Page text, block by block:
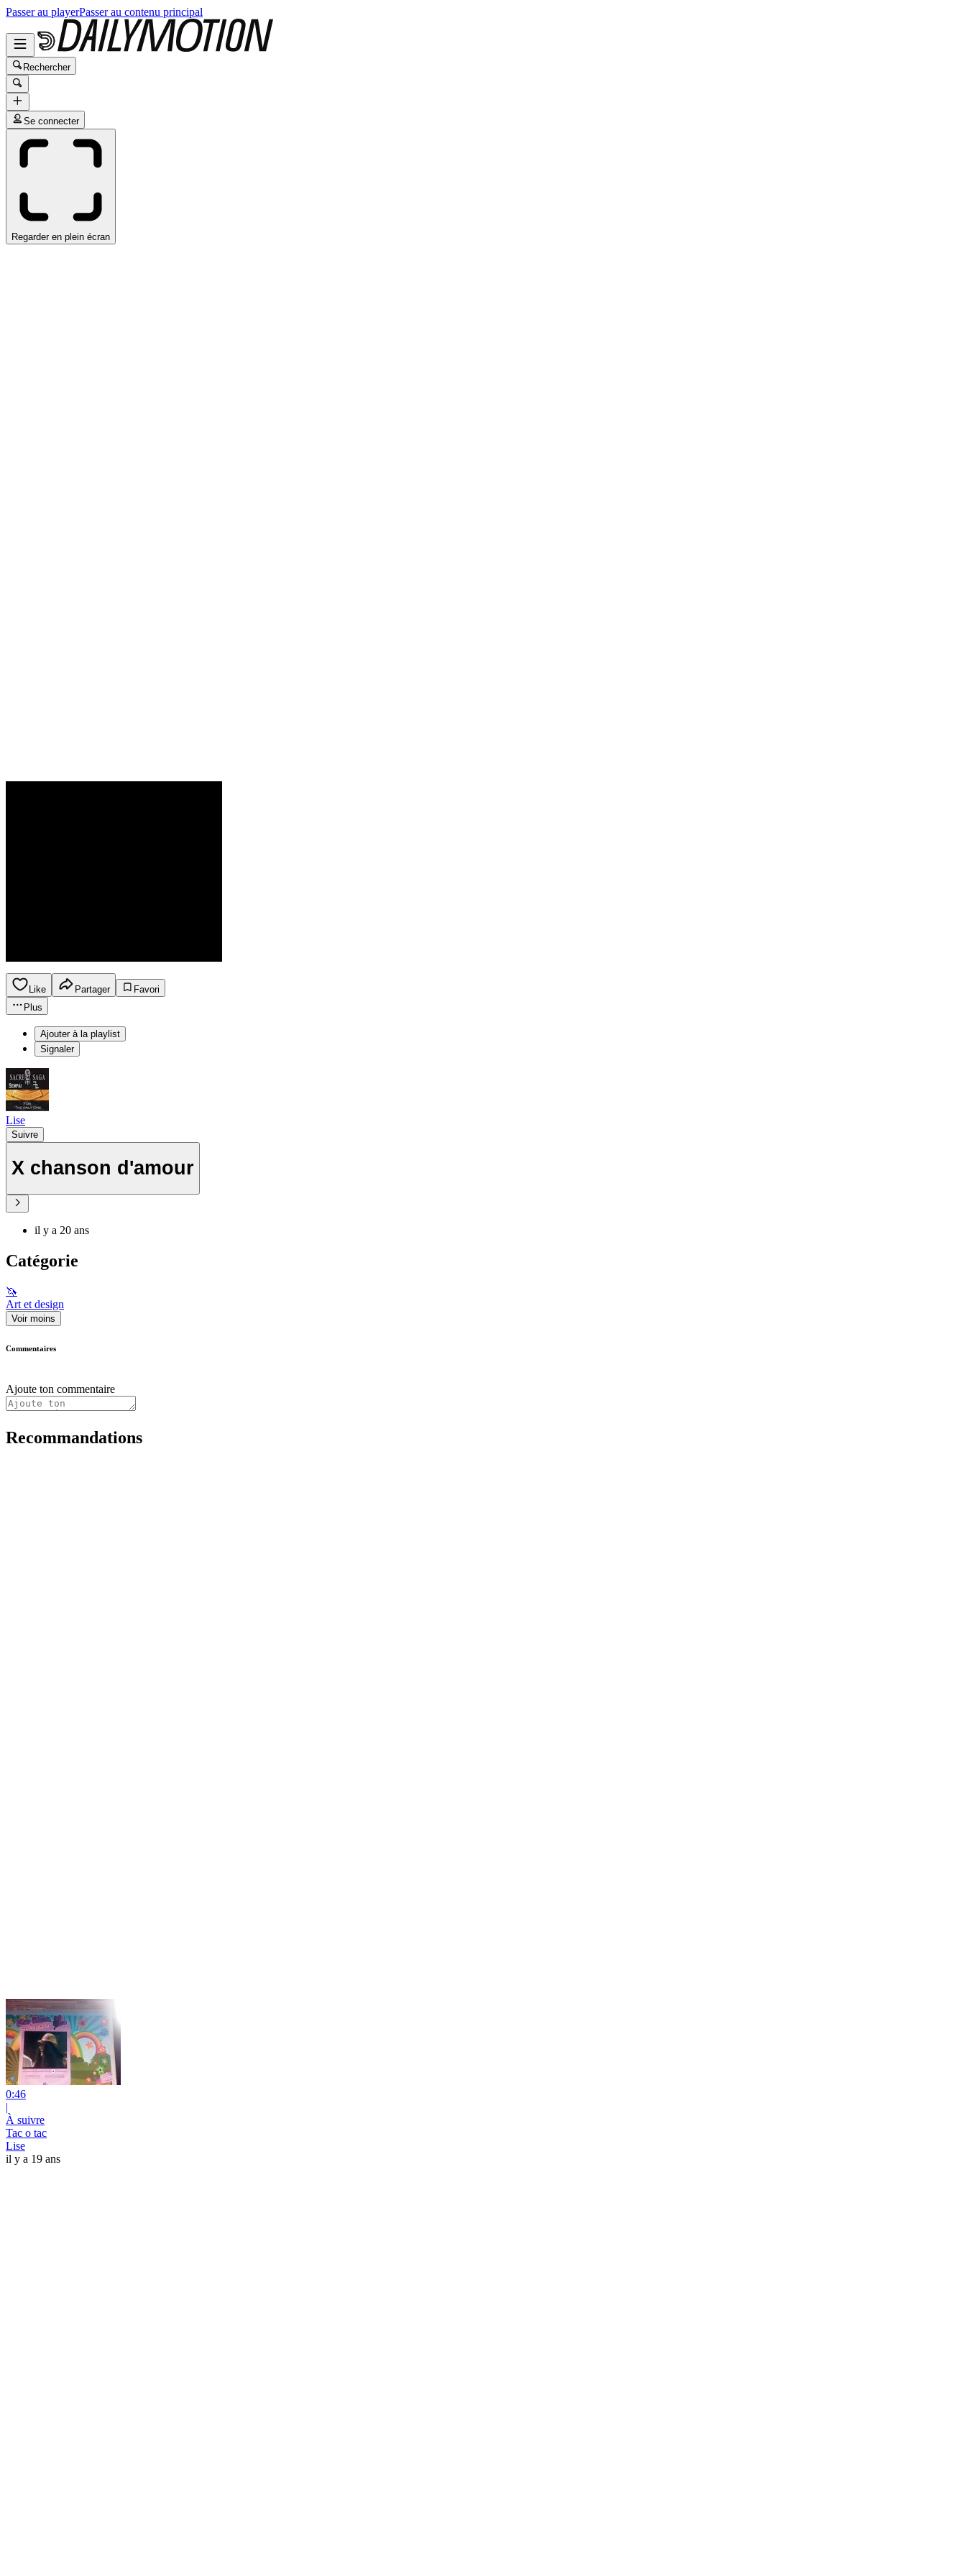
Passer au playerPasser au contenu principal
Rechercher
Se connecter
Regarder en plein écran
Like Partager
Favori
Plus
Ajouter à la playlist
Signaler
Lise
Suivre
X chanson d'amour
il y a 20 ans
Catégorie
🦄
Art et design
Voir moins
Commentaires
Ajoute ton commentaire
Recommandations
0:46
|
À suivre
Tac o tac
Lise
il y a 19 ans